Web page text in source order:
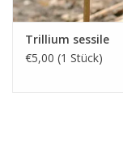
Trillium sessile
€5,00 (1 Stück)